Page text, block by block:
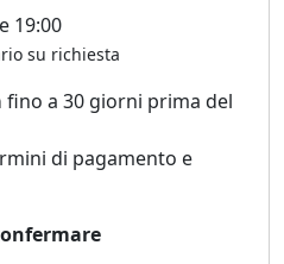
19:00
su richiesta
fino a 30 giorni prima del
di pagamento e